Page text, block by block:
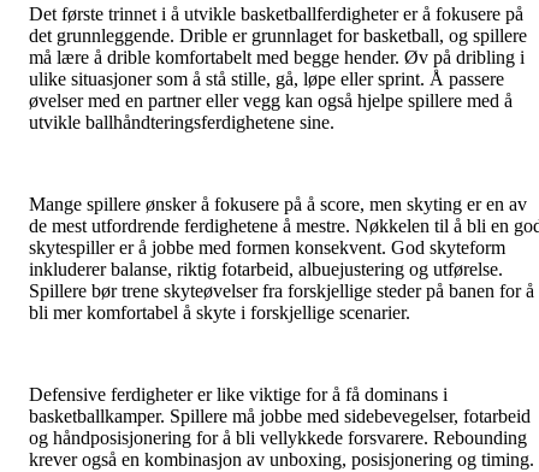
Det første trinnet i å utvikle basketballferdigheter er å fokusere på
det grunnleggende. Drible er grunnlaget for basketball, og spillere
må lære å drible komfortabelt med begge hender. Øv på dribling i
ulike situasjoner som å stå stille, gå, løpe eller sprint. Å passere
øvelser med en partner eller vegg kan også hjelpe spillere med å
utvikle ballhåndteringsferdighetene sine.
Mange spillere ønsker å fokusere på å score, men skyting er en av
de mest utfordrende ferdighetene å mestre. Nøkkelen til å bli en
skytespiller er å jobbe med formen konsekvent. God skyteform
inkluderer balanse, riktig fotarbeid, albuejustering og utførelse.
Spillere bør trene skyteøvelser fra forskjellige steder på banen for å
bli mer komfortabel å skyte i forskjellige scenarier.
Defensive ferdigheter er like viktige for å få dominans i
basketballkamper. Spillere må jobbe med sidebevegelser, fotarbeid
og håndposisjonering for å bli vellykkede forsvarere. Rebounding
krever også en kombinasjon av unboxing, posisjonering og timing.